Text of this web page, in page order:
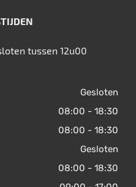
tussen 12u00
Gesloten
08:00 - 18:30
08:00 - 18:30
Gesloten
08:00 - 18:30